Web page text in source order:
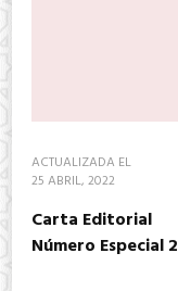
ACTUALIZADA EL
25 ABRIL, 2022
Carta Editorial
Número Especial 2